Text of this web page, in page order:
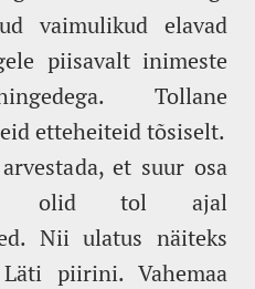
vaimulikud elavad
piisavalt inimeste
Tollane
etteheiteid tõsiselt.
et suur osa
olid tol ajal
Nii ulatus näiteks
piirini. Vahemaa